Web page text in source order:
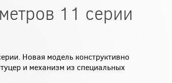
11 серии
Новая модель конструктивно
и механизм из специальных